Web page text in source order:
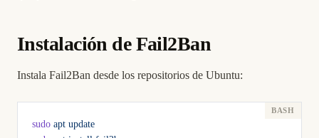
Instalación de Fail2Ban
Instala Fail2Ban desde los repositorios de Ubuntu:
sudo apt update